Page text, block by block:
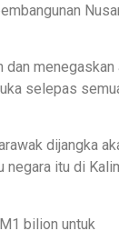
dan
selepas
dijangka
negara itu di
bilion untuk